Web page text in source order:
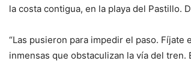
la costa contigua, en la playa del Pastillo.
“Las pusieron para impedir el paso. Fíjate
inmensas que obstaculizan la vía del tren.